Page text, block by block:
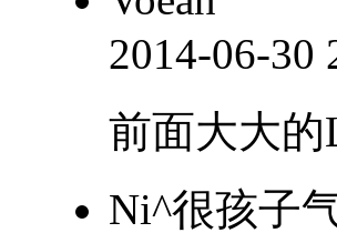
2014-06-30
前面大大的
Ni^很孩子